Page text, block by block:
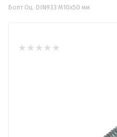
Болт Оц. DIN933 М10x50 мм